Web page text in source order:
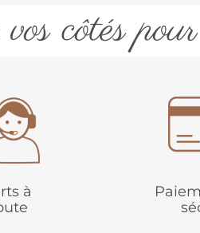
côtés
à